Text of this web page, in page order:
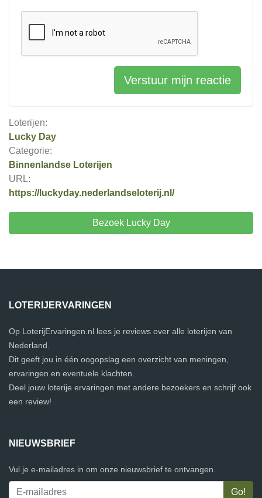
Loterijen:
Lucky Day
Categorie:
Binnenlandse Loterijen
URL:
https://luckyday.nederlandseloterij.nl/
Bezoek Lucky Day
Verstuur mijn reactie
LOTERIJERVARINGEN
Op LoterijErvaringen.nl lees je reviews over alle loterijen van
Nederland.
Dit geeft jou in één oogopslag een overzicht van meningen,
ervaringen en eventuele klachten.
Deel jouw loterije ervaringen met andere bezoekers en schrijf ook
een review!
NIEUWSBRIEF
Vul je e-mailadres in om onze nieuwsbrief te ontvangen.